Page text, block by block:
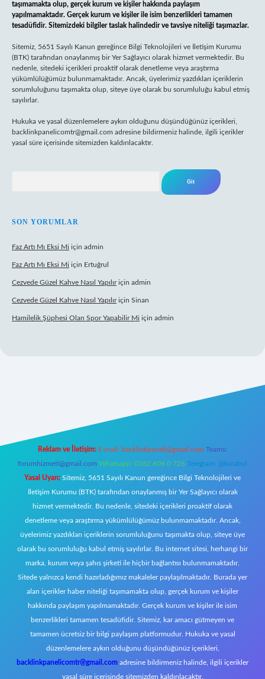
taşımamakta olup, gerçek kurum ve kişiler hakkında paylaşım
yapılmamaktadır. Gerçek kurum ve kişiler ile isim benzerlikleri tamamen
tesadüfidir. Sitemizdeki bilgiler taslak halindedir ve tavsiye niteliği taşımazlar.
Sitemiz, 5651 Sayılı Kanun gereğince Bilgi Teknolojileri ve İletişim Kurumu
(BTK) tarafından onaylanmış bir Yer Sağlayıcı olarak hizmet vermektedir. Bu
nedenle, sitedeki içerikleri proaktif olarak denetleme veya araştırma
yükümlülüğümüz bulunmamaktadır. Ancak, üyelerimiz yazdıkları içeriklerin
sorumluluğunu taşımakta olup, siteye üye olarak bu sorumluluğu kabul etmiş
sayılırlar.
Hukuka ve yasal düzenlemelere aykırı olduğunu düşündüğünüz içerikleri,
backlinkpanelicomtr@gmail.com adresine bildirmeniz halinde, ilgili içerikler
yasal süre içerisinde sitemizden kaldırılacaktır.
SON YORUMLAR
Faz Artı Mı Eksi Mi için admin
Faz Artı Mı Eksi Mi için Ertuğrul
Cezvede Güzel Kahve Nasıl Yapılıriçin admin
Cezvede Güzel Kahve Nasıl Yapılıriçin Sinan
Hamilelik Şüphesi Olan Spor Yapabilir Mi için admin
Reklam ve İletişim: E-mail: backlinkpaneli@gmail.com Teams:
forumhizmeti@gmail.com Whatsapp: 0262 606 0 726 Telegram: @karabul
Yasal Uyarı: Sitemiz, 5651 Sayılı Kanun gereğince Bilgi Teknolojileri ve
İletişim Kurumu (BTK) tarafından onaylanmış bir Yer Sağlayıcı olarak
hizmet vermektedir. Bu nedenle, sitedeki içerikleri proaktif olarak
denetleme veya araştırma yükümlülüğümüz bulunmamaktadır. Ancak,
üyelerimiz yazdıkları içeriklerin sorumluluğunu taşımakta olup, siteye üye
olarak bu sorumluluğu kabul etmiş sayılırlar. Bu internet sitesi, herhangi bir
marka, kurum veya şahıs şirketi ile hiçbir bağlantısı bulunmamaktadır.
Sitede yalnızca kendi hazırladığımız makaleler paylaşılmaktadır. Burada yer
alan içerikler haber niteliği taşımamakta olup, gerçek kurum ve kişiler
hakkında paylaşım yapılmamaktadır. Gerçek kurum ve kişiler ile isim
benzerlikleri tamamen tesadüfidir. Sitemiz, kar amacı gütmeyen ve
tamamen ücretsiz bir bilgi paylaşım platformudur. Hukuka ve yasal
düzenlemelere aykırı olduğunu düşündüğünüz içerikleri,
backlinkpanelicomtr@gmail.com adresine bildirmeniz halinde, ilgili içerikler
yasal süre içerisinde sitemizden kaldırılacaktır.